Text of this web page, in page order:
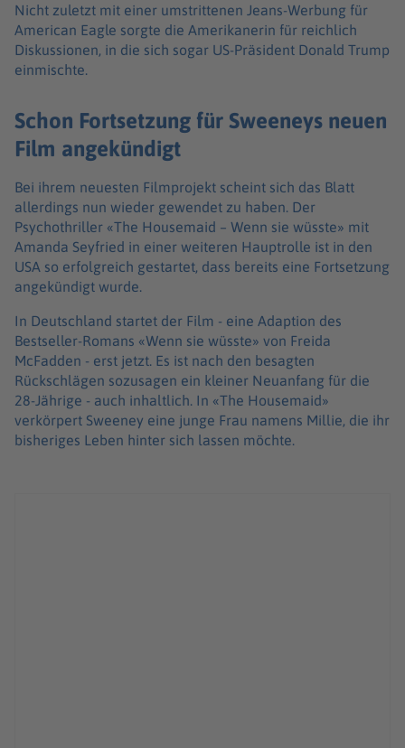
Nicht zuletzt mit einer umstrittenen Jeans-Werbung für
American Eagle sorgte die Amerikanerin für reichlich
Diskussionen, in die sich sogar US-Präsident Donald Trump
einmischte.
Schon Fortsetzung für Sweeneys neuen
Film angekündigt
Bei ihrem neuesten Filmprojekt scheint sich das Blatt
allerdings nun wieder gewendet zu haben. Der
Psychothriller «The Housemaid – Wenn sie wüsste» mit
Amanda Seyfried in einer weiteren Hauptrolle ist in den
USA so erfolgreich gestartet, dass bereits eine Fortsetzung
angekündigt wurde.
In Deutschland startet der Film - eine Adaption des
Bestseller-Romans «Wenn sie wüsste» von Freida
McFadden - erst jetzt. Es ist nach den besagten
Rückschlägen sozusagen ein kleiner Neuanfang für die
28-Jährige - auch inhaltlich. In «The Housemaid»
verkörpert Sweeney eine junge Frau namens Millie, die ihr
bisheriges Leben hinter sich lassen möchte.